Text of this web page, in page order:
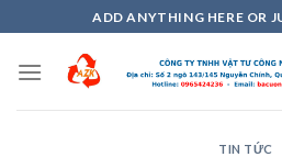
to
content
ADD ANYTHING HERE OR
TIN TỨC